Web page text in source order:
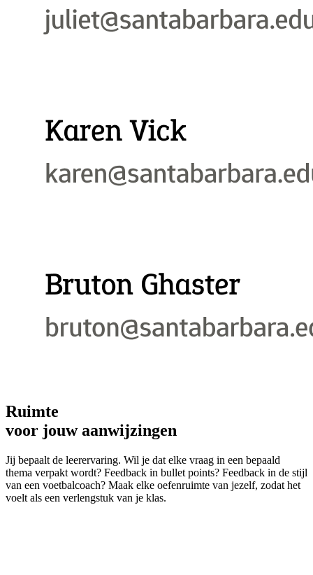
Ruimte
voor jouw aanwijzingen
Jij bepaalt de leerervaring. Wil je dat elke vraag in een bepaald
thema verpakt wordt? Feedback in bullet points? Feedback in de stijl
van een voetbalcoach? Maak elke oefenruimte van jezelf, zodat het
voelt als een verlengstuk van je klas.